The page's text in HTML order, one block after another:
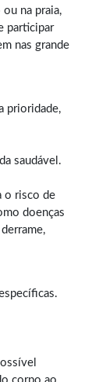
ou na praia,
participar
nas grande
prioridade,
saudável.
o risco de
doenças